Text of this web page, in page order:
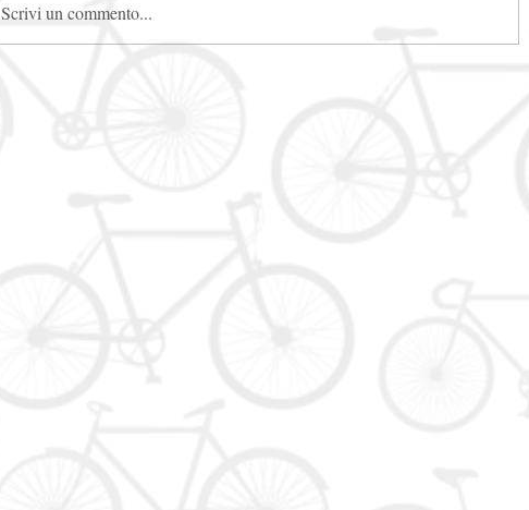
Scrivi un commento...